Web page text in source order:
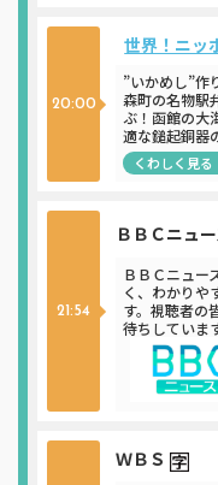
20:00
世界！ニッ
”いかめし”作
森町の名物駅
ぶ！函館の大
適な鎚起銅器
くわしく見る
21:54
ＢＢＣニュ
ＢＢＣニュー
く、わかりや
す。視聴者の
待ちしています
ＷＢＳ